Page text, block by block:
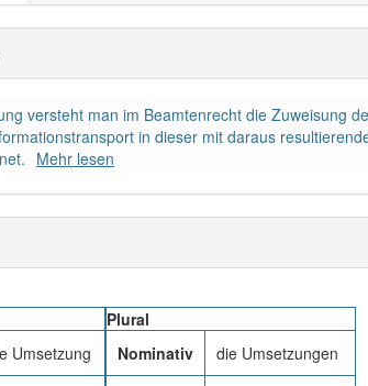
-umsetzung: 2
Nutzer haben den Artikel korrekt erraten.
versteht man im Beamtenrecht die Zuweisung
in dieser mit daraus
Mehr lesen
Umsetzung
Plural
Nominativ
die Umsetzungen